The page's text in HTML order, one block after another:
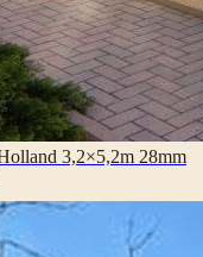
3,2×5,2m 28mm